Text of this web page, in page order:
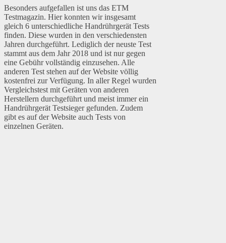
Besonders aufgefallen ist uns das ETM
Testmagazin. Hier konnten wir insgesamt
gleich 6 unterschiedliche Handrührgerät Tests
finden. Diese wurden in den verschiedensten
Jahren durchgeführt. Lediglich der neuste Test
stammt aus dem Jahr 2018 und ist nur gegen
eine Gebühr vollständig einzusehen. Alle
anderen Test stehen auf der Website völlig
kostenfrei zur Verfügung. In aller Regel wurden
Vergleichstest mit Geräten von anderen
Herstellern durchgeführt und meist immer ein
Handrührgerät Testsieger gefunden. Zudem
gibt es auf der Website auch Tests von
einzelnen Geräten.